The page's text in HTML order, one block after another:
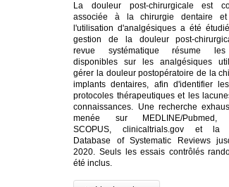
La douleur post-chirurgicale est
associée à la chirurgie dentaire
l'utilisation d'analgésiques a été
gestion de la douleur post-
revue systématique résume
disponibles sur les analgésiques
gérer la douleur postopératoire de la
implants dentaires, afin d'identifier
protocoles thérapeutiques et les
connaissances. Une recherche
menée sur MEDLINE/Pubmed,
SCOPUS, clinicaltrials.gov et la
Database of Systematic Reviews
2020. Seuls les essais contrôlés
été inclus.